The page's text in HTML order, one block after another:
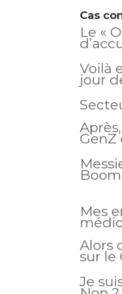
Cas
Le «
Voilà
jour
GenZ
Mes
Alors
sur le
Je